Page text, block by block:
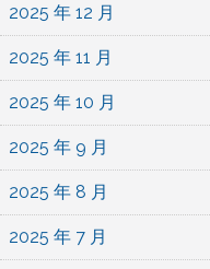
2025 年 12 月
2025 年 11 月
2025 年 10 月
2025 年 9 月
2025 年 8 月
2025 年 7 月